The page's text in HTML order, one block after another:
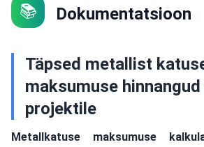
📚 Dokumentatsioon
Täpsed metallist
maksumuse
projektile
Metallkatuse maksumuse